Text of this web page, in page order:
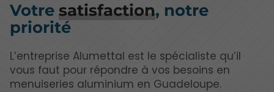
Votre satisfaction, notre
priorité
L’entreprise Alumettal est le spécialiste qu’il
vous faut pour répondre à vos besoins en
menuiseries aluminium en Guadeloupe.